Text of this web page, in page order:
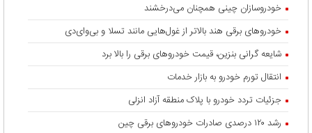
خودروسازان چینی همچنان می‌درخشند
خودروهای برقی هند بالاتر از غول‌هایی مانند تسلا و بی‌وای‌دی
شایعه گرانی بنزین، قیمت خودروهای برقی را بالا برد
انتقال تورم خودرو به بازار خدمات
جزئیات تردد خودرو با پلاک منطقه آزاد انزلی
رشد ۱۲۰ درصدی صادرات خودروهای برقی چین